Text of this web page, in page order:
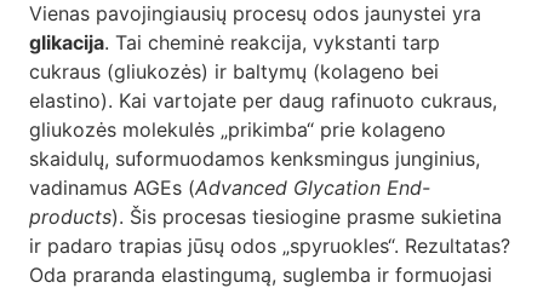
Vienas pavojingiausių procesų odos jaunystei yra
glikacija. Tai cheminė reakcija, vykstanti tarp
cukraus (gliukozės) ir baltymų (kolageno bei
elastino). Kai vartojate per daug rafinuoto cukraus,
gliukozės molekulės „prikimba“ prie kolageno
skaidulų, suformuodamos kenksmingus junginius,
vadinamus AGEs (Advanced Glycation End-
products). Šis procesas tiesiogine prasme sukietina
ir padaro trapias jūsų odos „spyruokles“. Rezultatas?
Oda praranda elastingumą, suglemba ir formuojasi